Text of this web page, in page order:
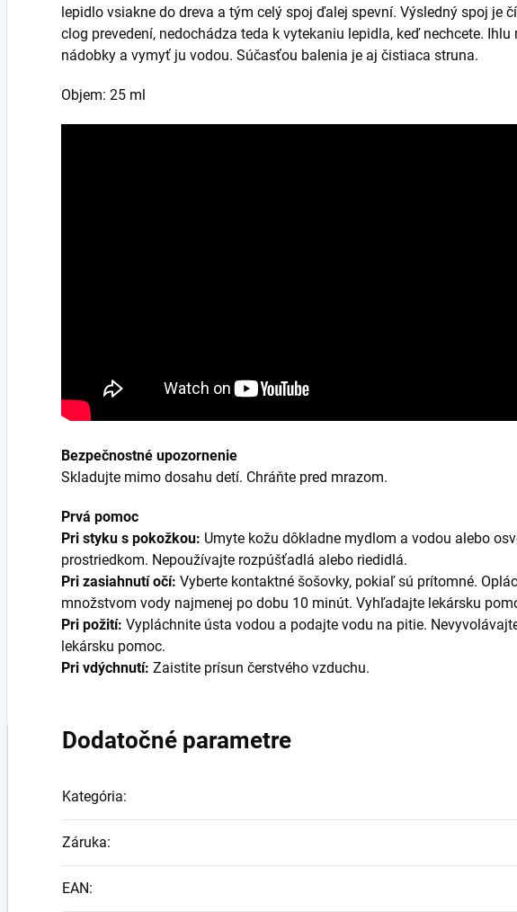
lepidlo vsiakne do dreva a tým celý spoj ďalej spevní. Výsledný spoj je
clog prevedení, nedochádza teda k vytekaniu lepidla, keď nechcete.
nádobky a vymyť ju vodou. Súčasťou balenia je aj čistiaca struna.
Objem: 25 ml
Bezpečnostné upozornenie
Skladujte mimo dosahu detí. Chráňte pred mrazom.
Prvá pomoc
Pri styku s pokožkou: Umyte kožu dôkladne mydlom a vodou alebo
prostriedkom. Nepoužívajte rozpúšťadlá alebo riedidlá.
Pri zasiahnutí očí: Vyberte kontaktné šošovky, pokiaľ sú prítomné.
množstvom vody najmenej po dobu 10 minút. Vyhľadajte lekársku
Pri požití: Vypláchnite ústa vodou a podajte vodu na pitie.
lekársku pomoc.
Pri vdýchnutí: Zaistite prísun čerstvého vzduchu.
Dodatočné parametre
Kategória:
Záruka:
EAN: